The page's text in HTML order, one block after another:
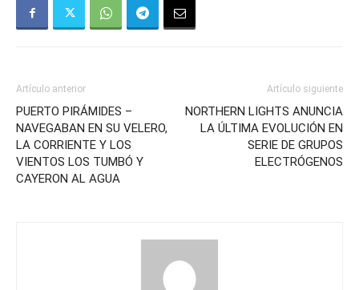
Artículo anterior
PUERTO PIRÁMIDES –
NAVEGABAN EN SU VELERO,
LA CORRIENTE Y LOS
VIENTOS LOS TUMBÓ Y
CAYERON AL AGUA
Artículo siguiente
NORTHERN LIGHTS ANUNCIA
LA ÚLTIMA EVOLUCIÓN EN
SERIE DE GRUPOS
ELECTRÓGENOS